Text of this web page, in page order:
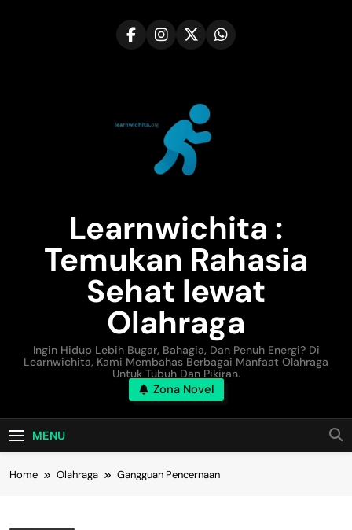
Learnwichita :
Temukan Rahasia
Sehat lewat
Olahraga
Ingin Hidup Lebih Bugar, Bahagia, Dan Penuh Energi? Di
Learnwichita, Kami Membahas Berbagai Manfaat Olahraga
Untuk Tubuh Dan Pikiran.
Zona Novel
MENU
Home Olahraga Gangguan Pencernaan